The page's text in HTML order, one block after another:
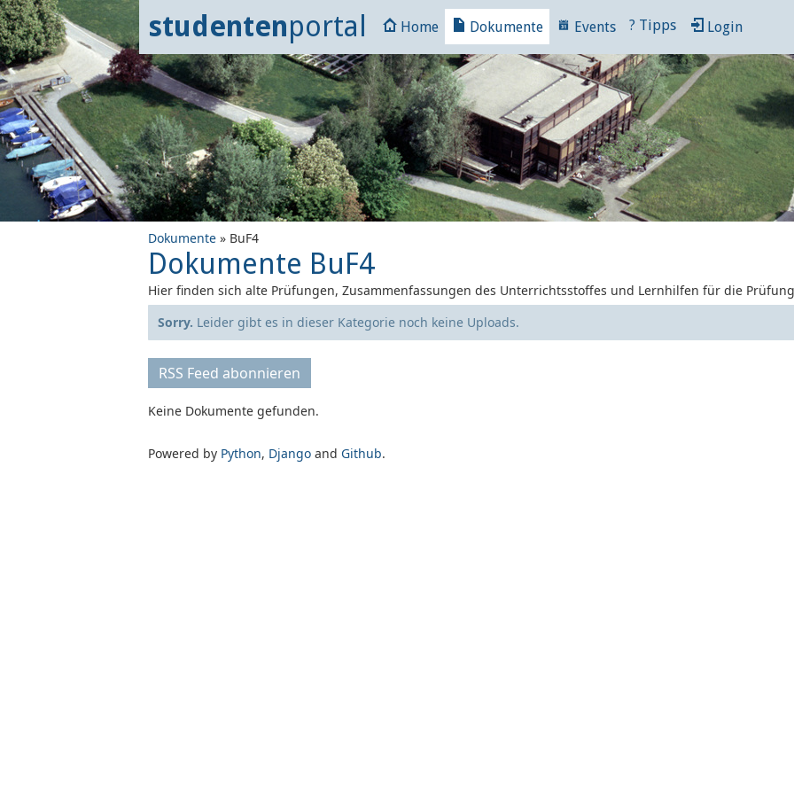
studentenportal Home Dokumente Events ? Tipps Login
Dokumente » BuF4
Dokumente BuF4
Hier finden sich alte Prüfungen, Zusammenfassungen des Unterrichtsstoffes und Lernhilfen für die
Sorry. Leider gibt es in dieser Kategorie noch keine Uploads.
RSS Feed abonnieren
Keine Dokumente gefunden.
Powered by Python, Django and Github.